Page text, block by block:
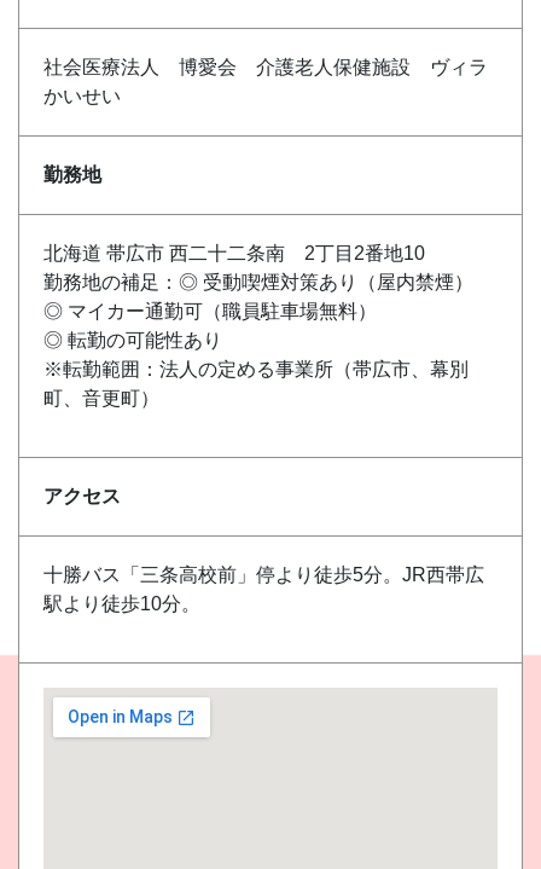
社会医療法人 博愛会 介護老人保健施設 ヴィラ
かいせい
勤務地
北海道 帯広市 西二十二条南 2丁目2番地10
勤務地の補足：◎ 受動喫煙対策あり（屋内禁煙）
◎ マイカー通勤可（職員駐車場無料）
◎ 転勤の可能性あり
※転勤範囲：法人の定める事業所（帯広市、幕別
町、音更町）
アクセス
十勝バス「三条高校前」停より徒歩5分。JR西帯広
駅より徒歩10分。